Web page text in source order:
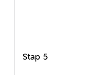
Stap 5